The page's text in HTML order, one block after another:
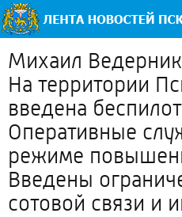
Михаил
На территории
введена
Оперативные
режиме
Введены
сотовой связи и